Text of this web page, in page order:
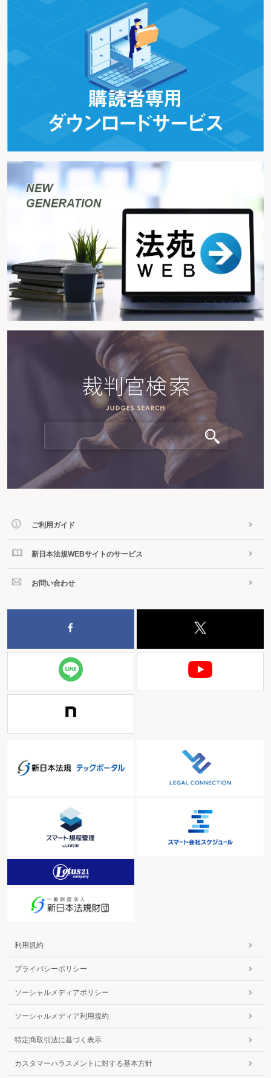
特定口座制度の改善・簡素化により、実額源泉分離課
税を実現する。
・ 源泉徴収方式を年間分一括納付方式へ変更する。
・ 地方税の「源泉徴収」制度を導入する。自己保管上
場株式等（タンス株）を特定口座に受け入れる
株式の配当課税の一律
株式の配当課税等の税率を一律20％とし、申告不要の
源泉徴収に統一する（平成15年4月1日から）。
上場株式等の配当、株式投資信託（公募型）の収益分
配金に対する課税（原則20％）について、今後５年間
は、10％（国税・地方税）の優遇税率を適用する。
上場株式等の譲渡益に対する課税について、現行の複
雑な優遇措置に代えて、今後５年間は、10％（国税・
地方税）の優遇税率を適用する（平成15年1月１日以
現行の長期保有上場株式等に対する10％の暫定税率及
株式譲渡損益の合算対象に、株式投資信託（公募型）
を加え、株式投資信託（公募型）の償還（解約）損と
株式譲渡益との損益通算を認める。
改正項目
改 正 内 容
酒税
ビ－ル・発泡酒、清酒・果実酒、その他の間の税負担
格差の１／４を縮小する。15年5月１日から実施する
タバコ税
国と地方のタバコ税の税率を引き上げる。15年7月１
日から実施する。
ご利用ガイド
新日本法規WEBサイトのサービス
お問い合わせ
利用規約
プライバシーポリシー
ソーシャルメディアポリシー
ソーシャルメディア利用規約
特定商取引法に基づく表示
カスタマーハラスメントに対する基本方針